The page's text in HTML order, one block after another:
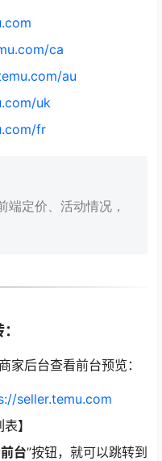
ca
au
uk
fr
端定价、活动情况，
家后台查看前台预览：
seller.temu.com
】
台”按钮，就可以跳转到